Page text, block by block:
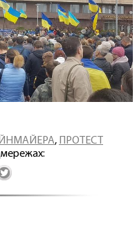
, ПРОТЕСТ